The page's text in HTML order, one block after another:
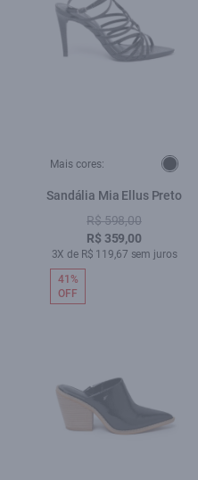
Mais cores:
Sandália Mia Ellus Preto
R$ 598,00
R$ 359,00
3X de R$ 119,67 sem juros
41%
OFF